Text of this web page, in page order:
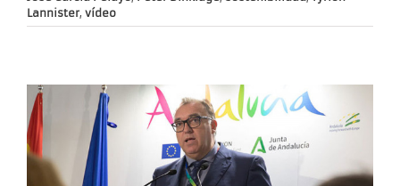
Lannister, vídeo